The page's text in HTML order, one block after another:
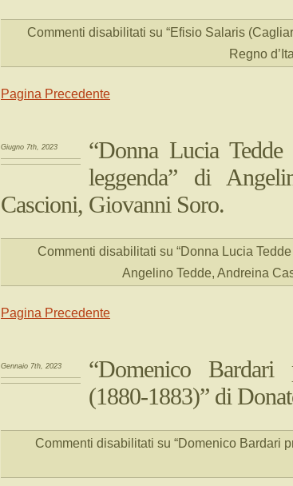
Commenti disabilitati su “Efisio Salaris
Regno
Pagina Precedente
Giugno 7th, 2023
“Donna Lucia
leggenda” di
Cascioni, Giovanni Soro.
Commenti disabilitati su “Donna Lucia
Angelino Tedde, Andreina
Pagina Precedente
Gennaio 7th, 2023
“Domenico
(1880-1883)” di
Commenti disabilitati su “Domenico Bardari